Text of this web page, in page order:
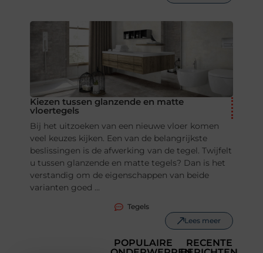
Kiezen tussen glanzende en matte
vloertegels
Bij het uitzoeken van een nieuwe vloer komen
veel keuzes kijken. Een van de belangrijkste
beslissingen is de afwerking van de tegel. Twijfelt
u tussen glanzende en matte tegels? Dan is het
verstandig om de eigenschappen van beide
varianten goed ...
Tegels
Lees meer
POPULAIRE
RECENTE